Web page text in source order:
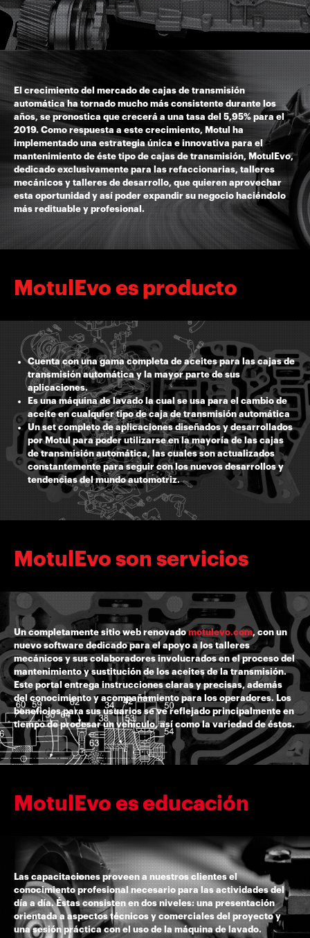
El crecimiento del mercado de cajas de transmisión
automática ha tornado mucho más consistente durante los
años, se pronostica que crecerá a una tasa del 5,95% para el
2019. Como respuesta a este crecimiento, Motul ha
implementado una estrategia única e innovativa para el
mantenimiento de éste tipo de cajas de transmisión, MotulEvo,
dedicado exclusivamente para las refaccionarias, talleres
mecánicos y talleres de desarrollo, que quieren aprovechar
esta oportunidad y así poder expandir su negocio haciéndolo
más redituable y profesional.
MotulEvo es producto
Cuenta con una gama completa de aceites para las cajas de
transmisión automática y la mayor parte de sus
aplicaciones.
Es una máquina de lavado la cual se usa para el cambio de
aceite en cualquier tipo de caja de transmisión automática
Un set completo de aplicaciones diseñados y desarrollados
por Motul para poder utilizarse en la mayoría de las cajas
de transmisión automática, las cuales son actualizados
constantemente para seguir con los nuevos desarrollos y
tendencias del mundo automotriz.
MotulEvo son servicios
Un completamente sitio web renovadomotulevo.com, con un
nuevo software dedicado para el apoyo a los talleres
mecánicos y sus colaboradores involucrados en el proceso del
mantenimiento y sustitución de los aceites de la transmisión.
Este portal entrega instrucciones claras y precisas, además
del conocimiento y acompañamiento para los operadores. Los
beneficios para sus usuarios se ve reflejado principalmente en
tiempo de procesar un vehículo, así como la variedad de éstos.
MotulEvo es educación
Las capacitaciones proveen a nuestros clientes el
conocimiento profesional necesario para las actividades del
día a día. Éstas consisten en dos niveles: una presentación
orientada a aspectos técnicos y comerciales del proyecto y
una sesión práctica con el uso de la máquina de lavado.